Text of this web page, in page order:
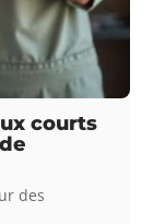
courts
des